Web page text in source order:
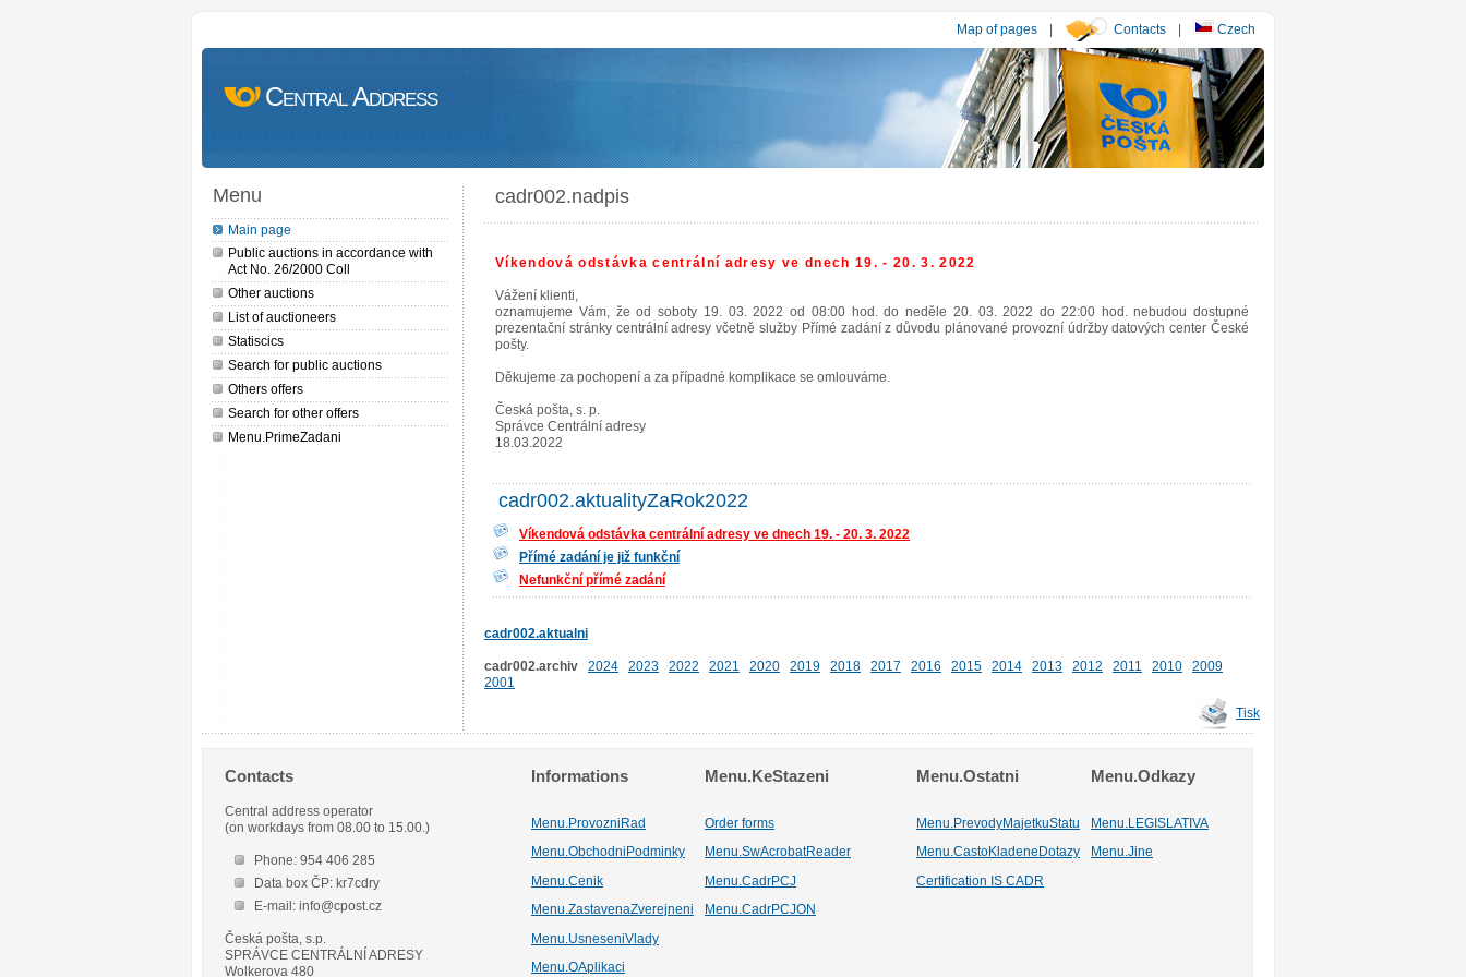
Map of pages | Contacts | Czech
Central Address
Menu
Main page
Public auctions in accordance with
Act No. 26/2000 Coll
Other auctions
List of auctioneers
Statiscics
Search for public auctions
Others offers
Search for other offers
Menu.PrimeZadani
cadr002.nadpis
Víkendová odstávka centrální adresy ve dnech 19. - 20. 3. 2022
Vážení klienti,
oznamujeme Vám, že od soboty 19. 03. 2022 od 08:00 hod. do neděle 20. 03. 2022 do 22:00 hod. nebudou dostupné
prezentační stránky centrální adresy včetně služby Přímé zadání z důvodu plánované provozní údržby datových center České
pošty.
Děkujeme za pochopení a za případné komplikace se omlouváme.
Česká pošta, s. p.
Správce Centrální adresy
18.03.2022
cadr002.aktualityZaRok2022
Víkendová odstávka centrální adresy ve dnech 19. - 20. 3. 2022
Přímé zadání je již funkční
Nefunkční přímé zadání
cadr002.aktualni
cadr002.archiv 2024 2023 2022 2021 2020 2019 2018 2017 2016 2015 2014 2013 2012 2011 2010
2009
2001
Tisk
Contacts
Central address operator
(on workdays from 08.00 to 15.00.)
Phone: 954 406 285
Data box ČP: kr7cdry
E-mail: info@cpost.cz
Česká pošta, s.p.
SPRÁVCE CENTRÁLNÍ ADRESY
Wolkerova 480
Informations Menu.KeStazeni Menu.Ostatni Menu.Odkazy
Menu.ProvozniRad Order forms Menu.PrevodyMajetkuStatu
Menu.LEGISLATIVA
Menu.ObchodniPodminky
Menu.SwAcrobatReader Menu.CastoKladeneDotazy Menu.Jine
Menu.Cenik Menu.CadrPCJ
Certification IS CADR
Menu.ZastavenaZverejneni
Menu.CadrPCJON
Menu.UsneseniVlady
Menu.OAplikaci